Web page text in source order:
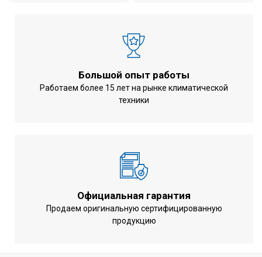
Габариты внутреннего блока
Вес внутреннего блока
30 кг
Габариты наружного блока
Уровень шума (наружный блок)
(Выс./ Номин./ Низк.)
дБ(А)
Длинна трассы
30 м
Большой опыт работы
Работаем более 15 лет на рынке климатической
техники
Официальная гарантия
Продаем оригинальную сертифицированную
продукцию